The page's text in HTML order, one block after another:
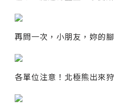
再問一次，小朋友，妳的
各單位注意！北極熊出來狩